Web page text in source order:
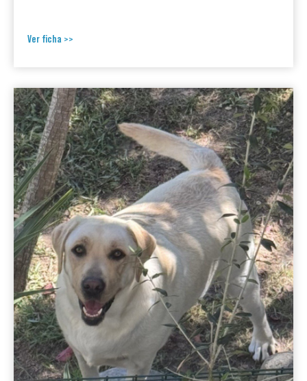
Ver ficha >>